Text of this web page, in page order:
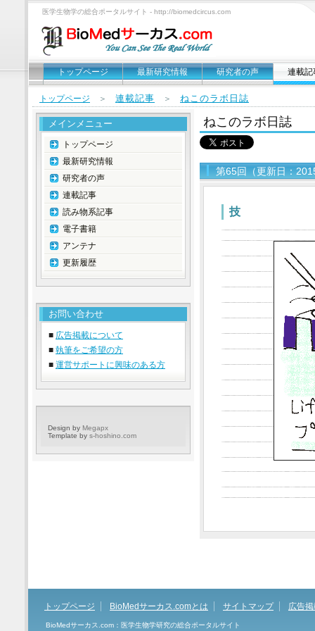
医学生物学の総合ポータルサイト - http://biomedcircus.com
トップページ 最新研究情報 研究者の声 連載記
トップページ ＞ 連載記事 ＞ ねこのラボ日誌
ねこのラボ日誌
第65回（更新日：
技
メインメニュー
トップページ
最新研究情報
研究者の声
連載記事
読み物系記事
電子書籍
アンテナ
更新履歴
お問い合わせ
■ 広告掲載について
■ 執筆をご希望の方
■ 運営サポートに興味のある方
Design by Megapx
Template by s-hoshino.com
トップページ BioMedサーカス.comとは サイトマップ 広告
BioMedサーカス.com：医学生物学研究の総合ポータルサイト